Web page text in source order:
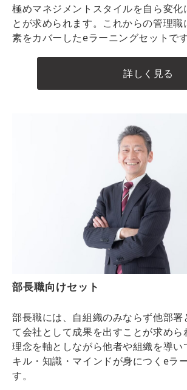
極めマネジメントスタイルを自ら変化
とが求められます。これからの管理
素をカバーしたeラーニングセットです
詳しく見る
部長職向けセット
部長職には、自組織のみならず他部署
て会社として成果を出すことが求めら
理念を軸としながら他者や組織を導い
キル・知識・マインドが身につくeラ
す。